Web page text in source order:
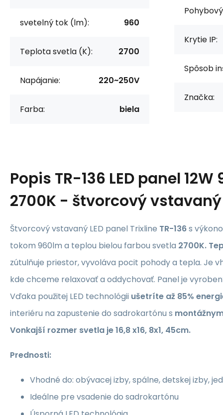
svetelný tok (lm): 960
Teplota svetla (K): 2700
Napájanie: 220~250V
Farba: biela
Krytie IP:
Spôsob
Značka:
Popis TR-136 LED panel
2700K - štvorcový
Štvorcový vstavaný LED panel Trixline TR-136s
tokom 960lm a teplou bielou farbou svetla 2700K.
zútulňuje priestor, vyvoláva pocit pohody a tepla. Je
kde chceme relaxovať a oddychovať. Panel je
Vďaka použitej LED technológii ušetríte až 85%
interiéru na zapustenie do sadrokartónu s
Vonkajší rozmer svetla je 16,8 x16, 8x1, 45cm.
Prednosti:
Vhodné do: obývacej izby, spálne, detskej izby,
Ideálne pre vsadenie do sadrokartónu